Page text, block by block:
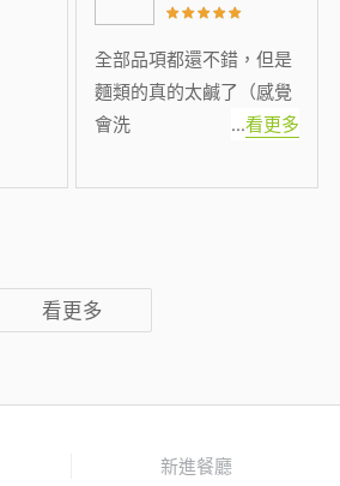
全部品項都還不錯，但是
麵類的真的太鹹了（感覺
會洗
...看更多
看更多
新進餐廳